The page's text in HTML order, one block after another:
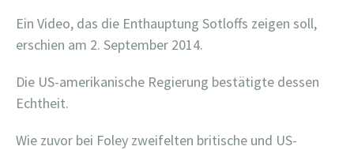
Ein Video, das die Enthauptung Sotloffs zeigen soll,
erschien am 2. September 2014.
Die US-amerikanische Regierung bestätigte dessen
Echtheit.
Wie zuvor bei Foley zweifelten britische und US-